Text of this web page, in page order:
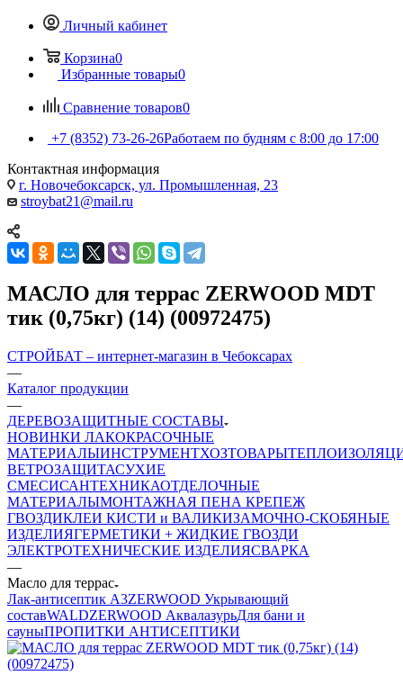
Личный кабинет
Корзина0
Избранные товары0
Сравнение товаров0
+7 (8352) 73-26-26Работаем по будням с 8:00 до 17:00
Контактная информация
г. Новочебоксарск, ул. Промышленная, 23
stroybat21@mail.ru
МАСЛО для террас ZERWOOD MDT
тик (0,75кг) (14) (00972475)
СТРОЙБАТ – интернет-магазин в Чебоксарах
—
Каталог продукции
—
ДЕРЕВОЗАЩИТНЫЕ СОСТАВЫ
НОВИНКИ ЛАКОКРАСОЧНЫЕ
МАТЕРИАЛЫИНСТРУМЕНТХОЗТОВАРЫ
ВЕТРОЗАЩИТАСУХИЕ
СМЕСИСАНТЕХНИКАОТДЕЛОЧНЫЕ
МАТЕРИАЛЫМОНТАЖНАЯ ПЕНА КРЕПЕЖ
ГВОЗДИКЛЕИ КИСТИ и ВАЛИКИЗАМОЧНО-СКОБЯНЫЕ
ИЗДЕЛИЯГЕРМЕТИКИ + ЖИДКИЕ ГВОЗДИ
ЭЛЕКТРОТЕХНИЧЕСКИЕ ИЗДЕЛИЯСВАРКА
—
Масло для террас
Лак-антисептик А3ZERWOOD Укрывающий
составWALDZERWOOD АквалазурьДля бани и
сауныПРОПИТКИ АНТИСЕПТИКИ